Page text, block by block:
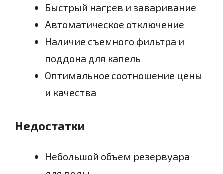
Быстрый нагрев и заваривание
Автоматическое отключение
Наличие съемного фильтра и
поддона для капель
Оптимальное соотношение цены
и качества
Недостатки
Небольшой объем резервуара